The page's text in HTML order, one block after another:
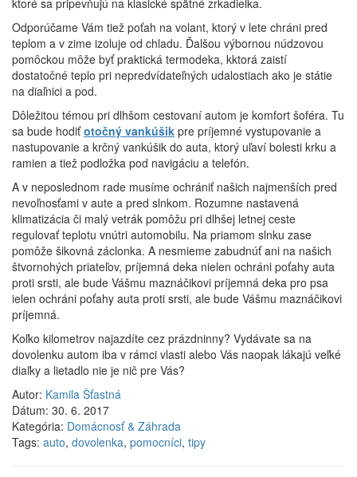
ktoré sa pripevňujú na klasické spätné zrkadielka.
Odporúčame Vám tiež poťah na volant, ktorý v lete chráni pred
teplom a v zime izoluje od chladu. Ďalšou výbornou núdzovou
pomôckou môže byť praktická termodeka, kktorá zaistí
dostatočné teplo pri nepredvídateľných udalostiach ako je státie
na diaľnici a pod.
Dôležitou témou pri dlhšom cestovaní autom je komfort šoféra. Tu
sa bude hodiťotočný vankúšik pre príjemné vystupovanie a
nastupovanie a krčný vankúšik do auta, ktorý uľaví bolesti krku a
ramien a tiež podložka pod navigáciu a telefón.
A v neposlednom rade musíme ochrániť našich najmenších pred
nevoľnosťami v aute a pred slnkom. Rozumne nastavená
klimatizácia či malý vetrák pomôžu pri dlhšej letnej ceste
regulovať teplotu vnútri automobilu. Na priamom slnku zase
pomôže šikovná záclonka. A nesmieme zabudnúť ani na našich
štvornohých priateľov, príjemná deka nielen ochráni poťahy auta
proti srsti, ale bude Vášmu maznáčikovi príjemná deka pro psa
ielen ochráni poťahy auta proti srsti, ale bude Vášmu maznáčikovi
príjemná.
Koľko kilometrov najazdíte cez prázdninny? Vydávate sa na
dovolenku autom iba v rámci vlasti alebo Vás naopak lákajú veľké
diaľky a lietadlo nie je nič pre Vás?
Autor: Kamila Šťastná
Dátum: 30. 6. 2017
Kategória: Domácnosť & Záhrada
Tags: auto, dovolenka, pomocníci, tipy